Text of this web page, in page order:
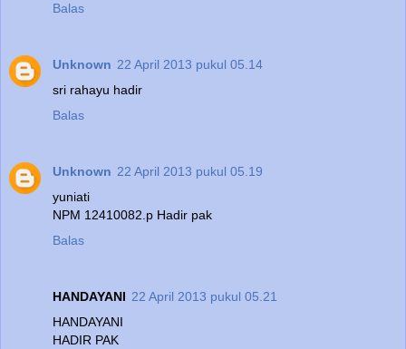
Balas
Unknown 22 April 2013 pukul 05.14
sri rahayu hadir
Balas
Unknown 22 April 2013 pukul 05.19
yuniati
NPM 12410082.p Hadir pak
Balas
HANDAYANI 22 April 2013 pukul 05.21
HANDAYANI
HADIR PAK